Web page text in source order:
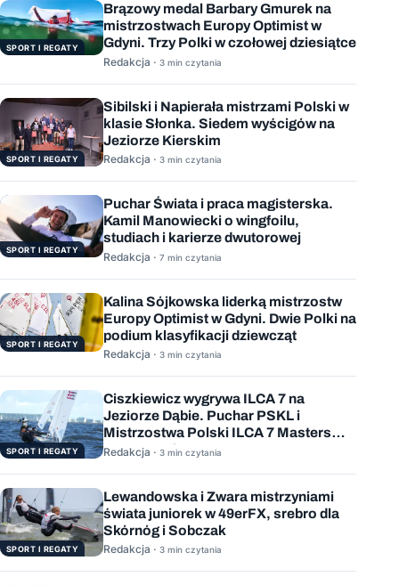
SPORT I REGATY
Brązowy medal Barbary Gmurek na
mistrzostwach Europy Optimist w
Gdyni. Trzy Polki w czołowej dziesiątce
Redakcja · 3 min czytania
SPORT I REGATY
Sibilski i Napierała mistrzami Polski w
klasie Słonka. Siedem wyścigów na
Jeziorze Kierskim
Redakcja · 3 min czytania
SPORT I REGATY
Puchar Świata i praca magisterska.
Kamil Manowiecki o wingfoilu,
studiach i karierze dwutorowej
Redakcja · 7 min czytania
SPORT I REGATY
Kalina Sójkowska liderką mistrzostw
Europy Optimist w Gdyni. Dwie Polki na
podium klasyfikacji dziewcząt
Redakcja · 3 min czytania
SPORT I REGATY
Ciszkiewicz wygrywa ILCA 7 na
Jeziorze Dąbie. Puchar PSKL i
Mistrzostwa Polski ILCA 7 Masters
rozstrzygnięte
Redakcja · 3 min czytania
SPORT I REGATY
Lewandowska i Zwara mistrzyniami
świata juniorek w 49erFX, srebro dla
Skórnóg i Sobczak
Redakcja · 3 min czytania